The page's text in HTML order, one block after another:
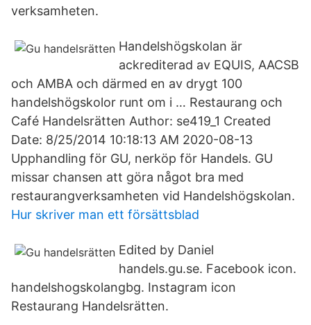
verksamheten.
Handelshögskolan är
ackrediterad av EQUIS, AACSB
och AMBA och därmed en av drygt 100
handelshögskolor runt om i … Restaurang och
Café Handelsrätten Author: se419_1 Created
Date: 8/25/2014 10:18:13 AM 2020-08-13
Upphandling för GU, nerköp för Handels. GU
missar chansen att göra något bra med
restaurangverksamheten vid Handelshögskolan.
Hur skriver man ett försättsblad
Edited by Daniel
handels.gu.se. Facebook icon.
handelshogskolangbg. Instagram icon
Restaurang Handelsrätten.